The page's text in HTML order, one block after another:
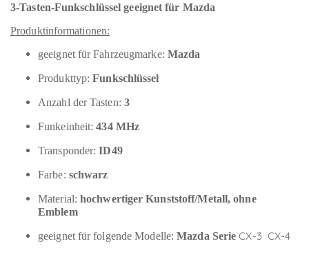
3-Tasten-Funkschlüssel geeignet für Mazda
Produktinformationen:
geeignet für Fahrzeugmarke: Mazda
Produkttyp:Funkschlüssel
Anzahl der Tasten: 3
Funkeinheit:434 MHz
Transponder: ID49
Farbe: schwarz
Material: hochwertiger Kunststoff/Metall, ohne
Emblem
geeignet für folgende Modelle:Mazda SerieCX-3 CX-4